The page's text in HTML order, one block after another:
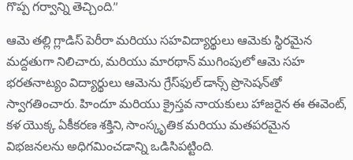
గొప్ప గర్వాన్ని తెచ్చింది.”
ఆమె తల్లి గ్లాడిస్ పెరీరా మరియు సహవిద్యార్థులు ఆమెకు స్థిరమైన
మద్దతుగా నిలిచారు, మరియు మారథాన్ ముగింపులో ఆమె సహ
భరతనాట్యం విద్యార్థులు ఆమెను గ్రేస్‌ఫుల్ డాన్స్ ప్రొసెషన్‌తో
స్వాగతించారు. హిందూ మరియు క్రైస్తవ నాయకులు హాజరైన ఈ ఈవెంట్,
కళ యొక్క ఏకీకరణ శక్తిని, సాంస్కృతిక మరియు మతపరమైన
విభజనలను అధిగమించడాన్ని ఒడిసిపట్టింది.